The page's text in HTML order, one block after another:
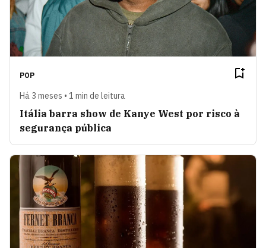
POP
Há 3 meses • 1 min de leitura
Itália barra show de Kanye West por risco à
segurança pública